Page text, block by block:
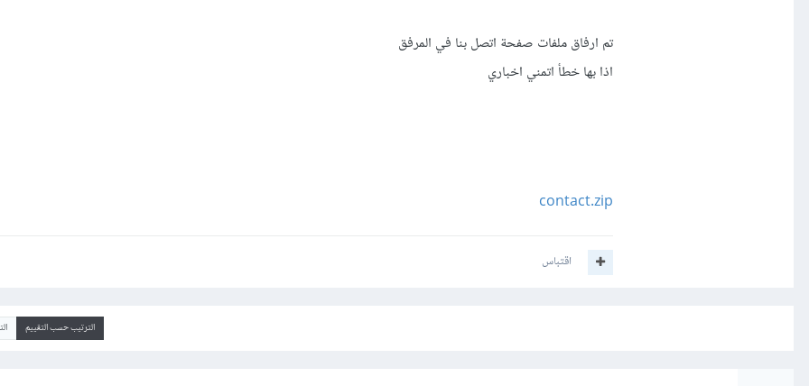
تم ارفاق ملفات صفحة اتصل بنا في المرفق
اذا بها خطأ اتمني اخباري
contact.zip
اقتباس
الترتيب حسب التقييم